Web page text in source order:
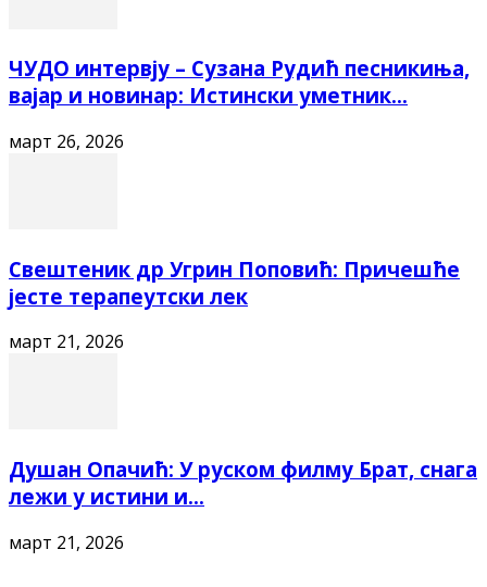
ЧУДО интервју – Сузана Рудић песникиња,
вајар и новинар: Истински уметник...
март 26, 2026
Свештеник др Угрин Поповић: Причешће
јесте терапеутски лек
март 21, 2026
Душан Опачић: У руском филму Брат, снага
лежи у истини и...
март 21, 2026